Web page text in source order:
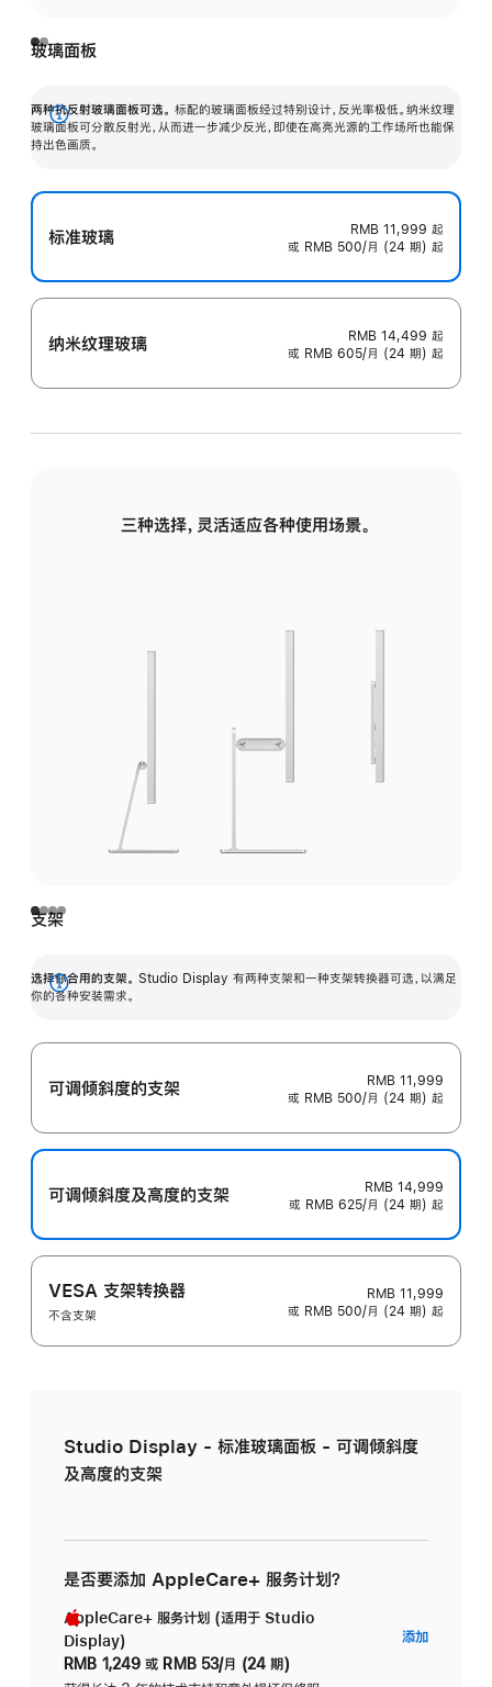
玻璃面板
两种抗反射玻璃面板可选。 标配的玻璃面板经过特别设计，反光率极低。纳米纹理
玻璃面板可分散反射光，从而进一步减少反光，即使在高亮光源的工作场所也能保
持出色画质。
展
开
标准玻璃 RMB 11,999 起
或 RMB 500/月 (24 期) 起
纳米纹理玻璃 RMB 14,499 起
或 RMB 605/月 (24 期) 起
三种选择，灵活适应各种使用场景。
支架
选择你合用的支架。 Studio Display 有两种支架和一种支架转换器可选，以满足
你的各种安装需求。
展
可调倾斜度的支架
RMB 11,999
或 RMB 500/月 (24 期) 起
可调倾斜度及高‍度的支‍架
RMB 14,999
或 RMB 625/月 (24 期) 起
VESA 支架转换器
不含支架
RMB 11,999
或 RMB 500/月 (24 期) 起
Studio Display - 标准玻璃面板 - 可调倾斜度
及高度的支架
是否要添加 AppleCare+ 服务计划？
AppleCare+ 服务计划 (适用于 Studio
Display)
RMB 1,249 或 RMB 53/月 (24 期)
添加